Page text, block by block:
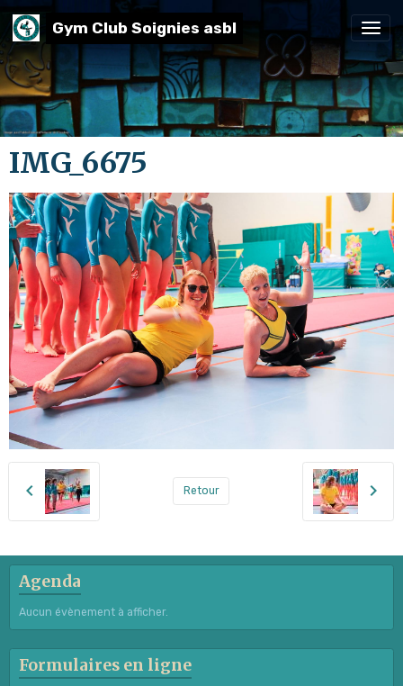
Gym Club Soignies asbl
IMG_6675
Retour
Agenda
Aucun évènement à afficher.
Formulaires en ligne